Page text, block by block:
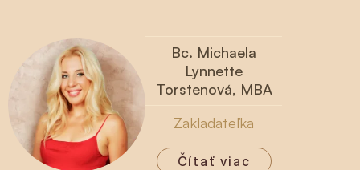
Bc. Michaela
Lynnette
Torstenová, MBA
Zakladateľka
Čítať viac